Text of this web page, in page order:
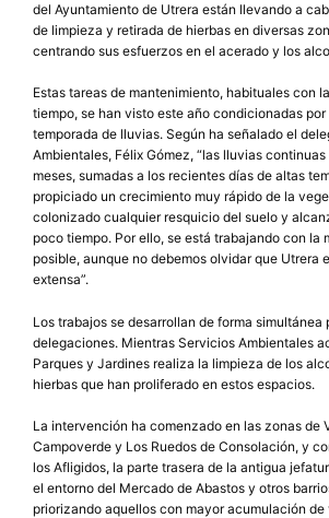
del Ayuntamiento de Utrera están llevando a
de limpieza y retirada de hierbas en diversas
centrando sus esfuerzos en el acerado y los
Estas tareas de mantenimiento, habituales con
tiempo, se han visto este año condicionadas por
temporada de lluvias. Según ha señalado el
Ambientales, Félix Gómez, “las lluvias
meses, sumadas a los recientes días de altas
propiciado un crecimiento muy rápido de la
colonizado cualquier resquicio del suelo y
poco tiempo. Por ello, se está trabajando con la
posible, aunque no debemos olvidar que Utrera
extensa”.
Los trabajos se desarrollan de forma simultánea
delegaciones. Mientras Servicios Ambientales
Parques y Jardines realiza la limpieza de los
hierbas que han proliferado en estos espacios.
La intervención ha comenzado en las zonas de
Campoverde y Los Ruedos de Consolación, y
los Afligidos, la parte trasera de la antigua
el entorno del Mercado de Abastos y otros
priorizando aquellos con mayor acumulación de